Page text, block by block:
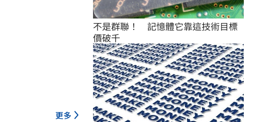
更多
不是群聯！　記憶體它靠這技術目標
價破千